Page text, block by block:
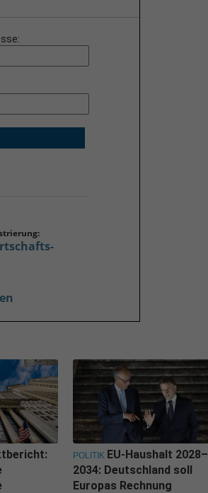
POLITIK EU-Haushalt 2028–
2034: Deutschland soll
Europas Rechnung